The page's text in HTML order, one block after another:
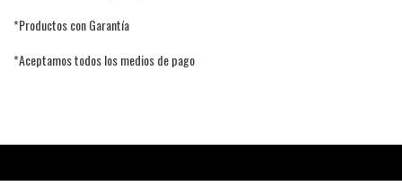
*Productos con Garantía
*Aceptamos todos los medios de pago